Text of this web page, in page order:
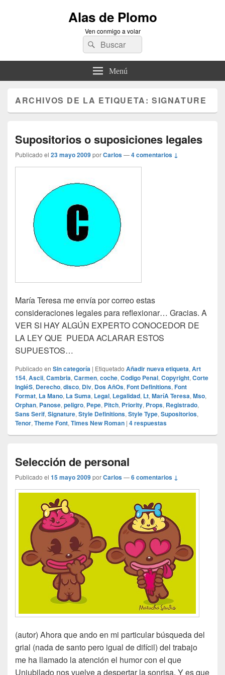
Alas de Plomo
Ven conmigo a volar
Buscar
por:
Buscar
Menú
ARCHIVOS DE LA ETIQUETA:SIGNATURE
Supositorios o suposiciones legales
Publicado el 23 mayo 2009porCarlos—4 comentarios ↓
María Teresa me envía por correo estas
consideraciones legales para reflexionar… Gracias. A
VER SI HAY ALGÚN EXPERTO CONOCEDOR DE
LA LEY QUE PUEDA ACLARAR ESTOS
SUPUESTOS…
Publicado en Sin categoría | Etiquetado Añadir nueva etiqueta, Art
154, Ascii, Cambria, Carmen, coche, Codigo Penal, Copyright, Corte
IngléS, Derecho, disco, Div, Dos AñOs, Font Definitions, Font
Format, La Mano, La Suma, Legal, Legalidad, Lt, MaríA Teresa, Mso,
Orphan, Panose, peligro, Pepe, Pitch, Priority, Props, Registrado,
Sans Serif, Signature, Style Definitions, Style Type, Supositorios,
Tenor, Theme Font, Times New Roman | 4respuestas
Selección de personal
Publicado el 15 mayo 2009porCarlos—6 comentarios ↓
(autor) Ahora que ando en mi particular búsqueda del
grial (nada de santo pero igual de difícil) del trabajo
me ha llamado la atención el humor con el que
Unjubilado nos vuelve a despertar la sonrisa. Y es que